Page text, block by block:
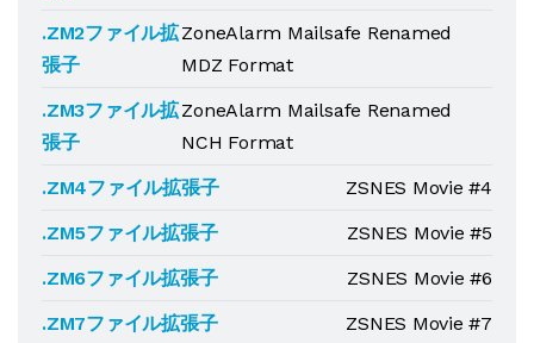
.ZM2ファイル拡
張子
ZoneAlarm Mailsafe Renamed
MDZ Format
.ZM3ファイル拡
張子
ZoneAlarm Mailsafe Renamed
NCH Format
.ZM4ファイル拡張子
ZSNES Movie #4
.ZM5ファイル拡張子
ZSNES Movie #5
.ZM6ファイル拡張子
ZSNES Movie #6
.ZM7ファイル拡張子
ZSNES Movie #7